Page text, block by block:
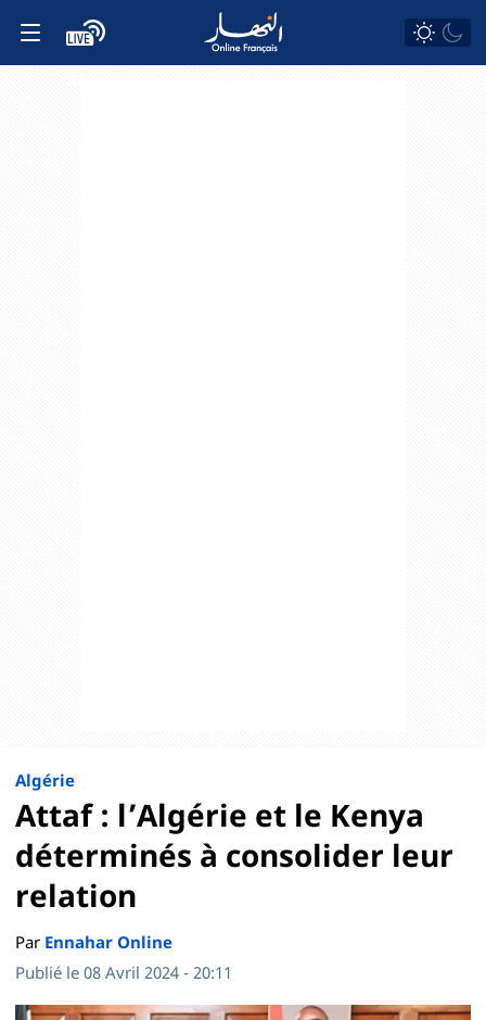
Algérie
Attaf : l’Algérie et le Kenya
déterminés à consolider leur
relation
Par Ennahar Online
Publié le 08 Avril 2024 - 20:11